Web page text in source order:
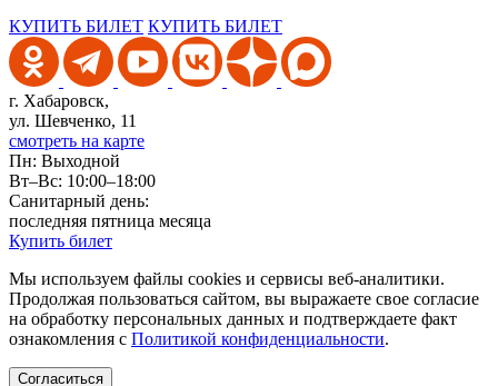
КУПИТЬ БИЛЕТ КУПИТЬ БИЛЕТ
г. Хабаровск,
ул. Шевченко, 11
смотреть на карте
Пн: Выходной
Вт–Вс: 10:00–18:00
Санитарный день:
последняя пятница месяца
Купить билет
Мы используем файлы cookies и сервисы веб-аналитики.
Продолжая пользоваться сайтом, вы выражаете свое согласие
на обработку персональных данных и подтверждаете факт
ознакомления с Политикой конфиденциальности.
Согласиться